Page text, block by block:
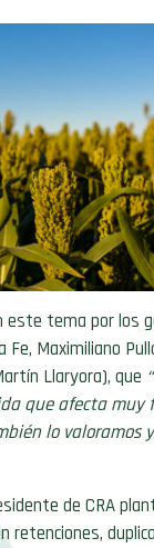
este tema por los
Maximiliano
Llaryora), que
que afecta muy
lo valoramos
de CRA
retenciones,